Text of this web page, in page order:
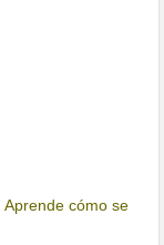
Aprende cómo se